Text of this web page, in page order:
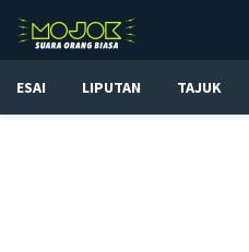
ESAI LIPUTAN TAJUK